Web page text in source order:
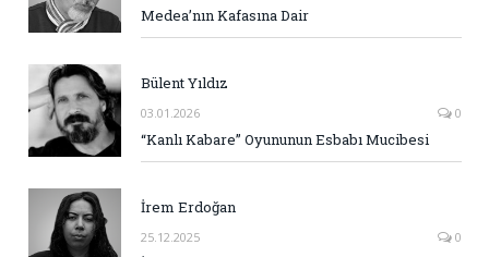
Medea’nın Kafasına Dair
Bülent Yıldız
03.01.2026 0
“Kanlı Kabare” Oyununun Esbabı Mucibesi
İrem Erdoğan
25.12.2025 0